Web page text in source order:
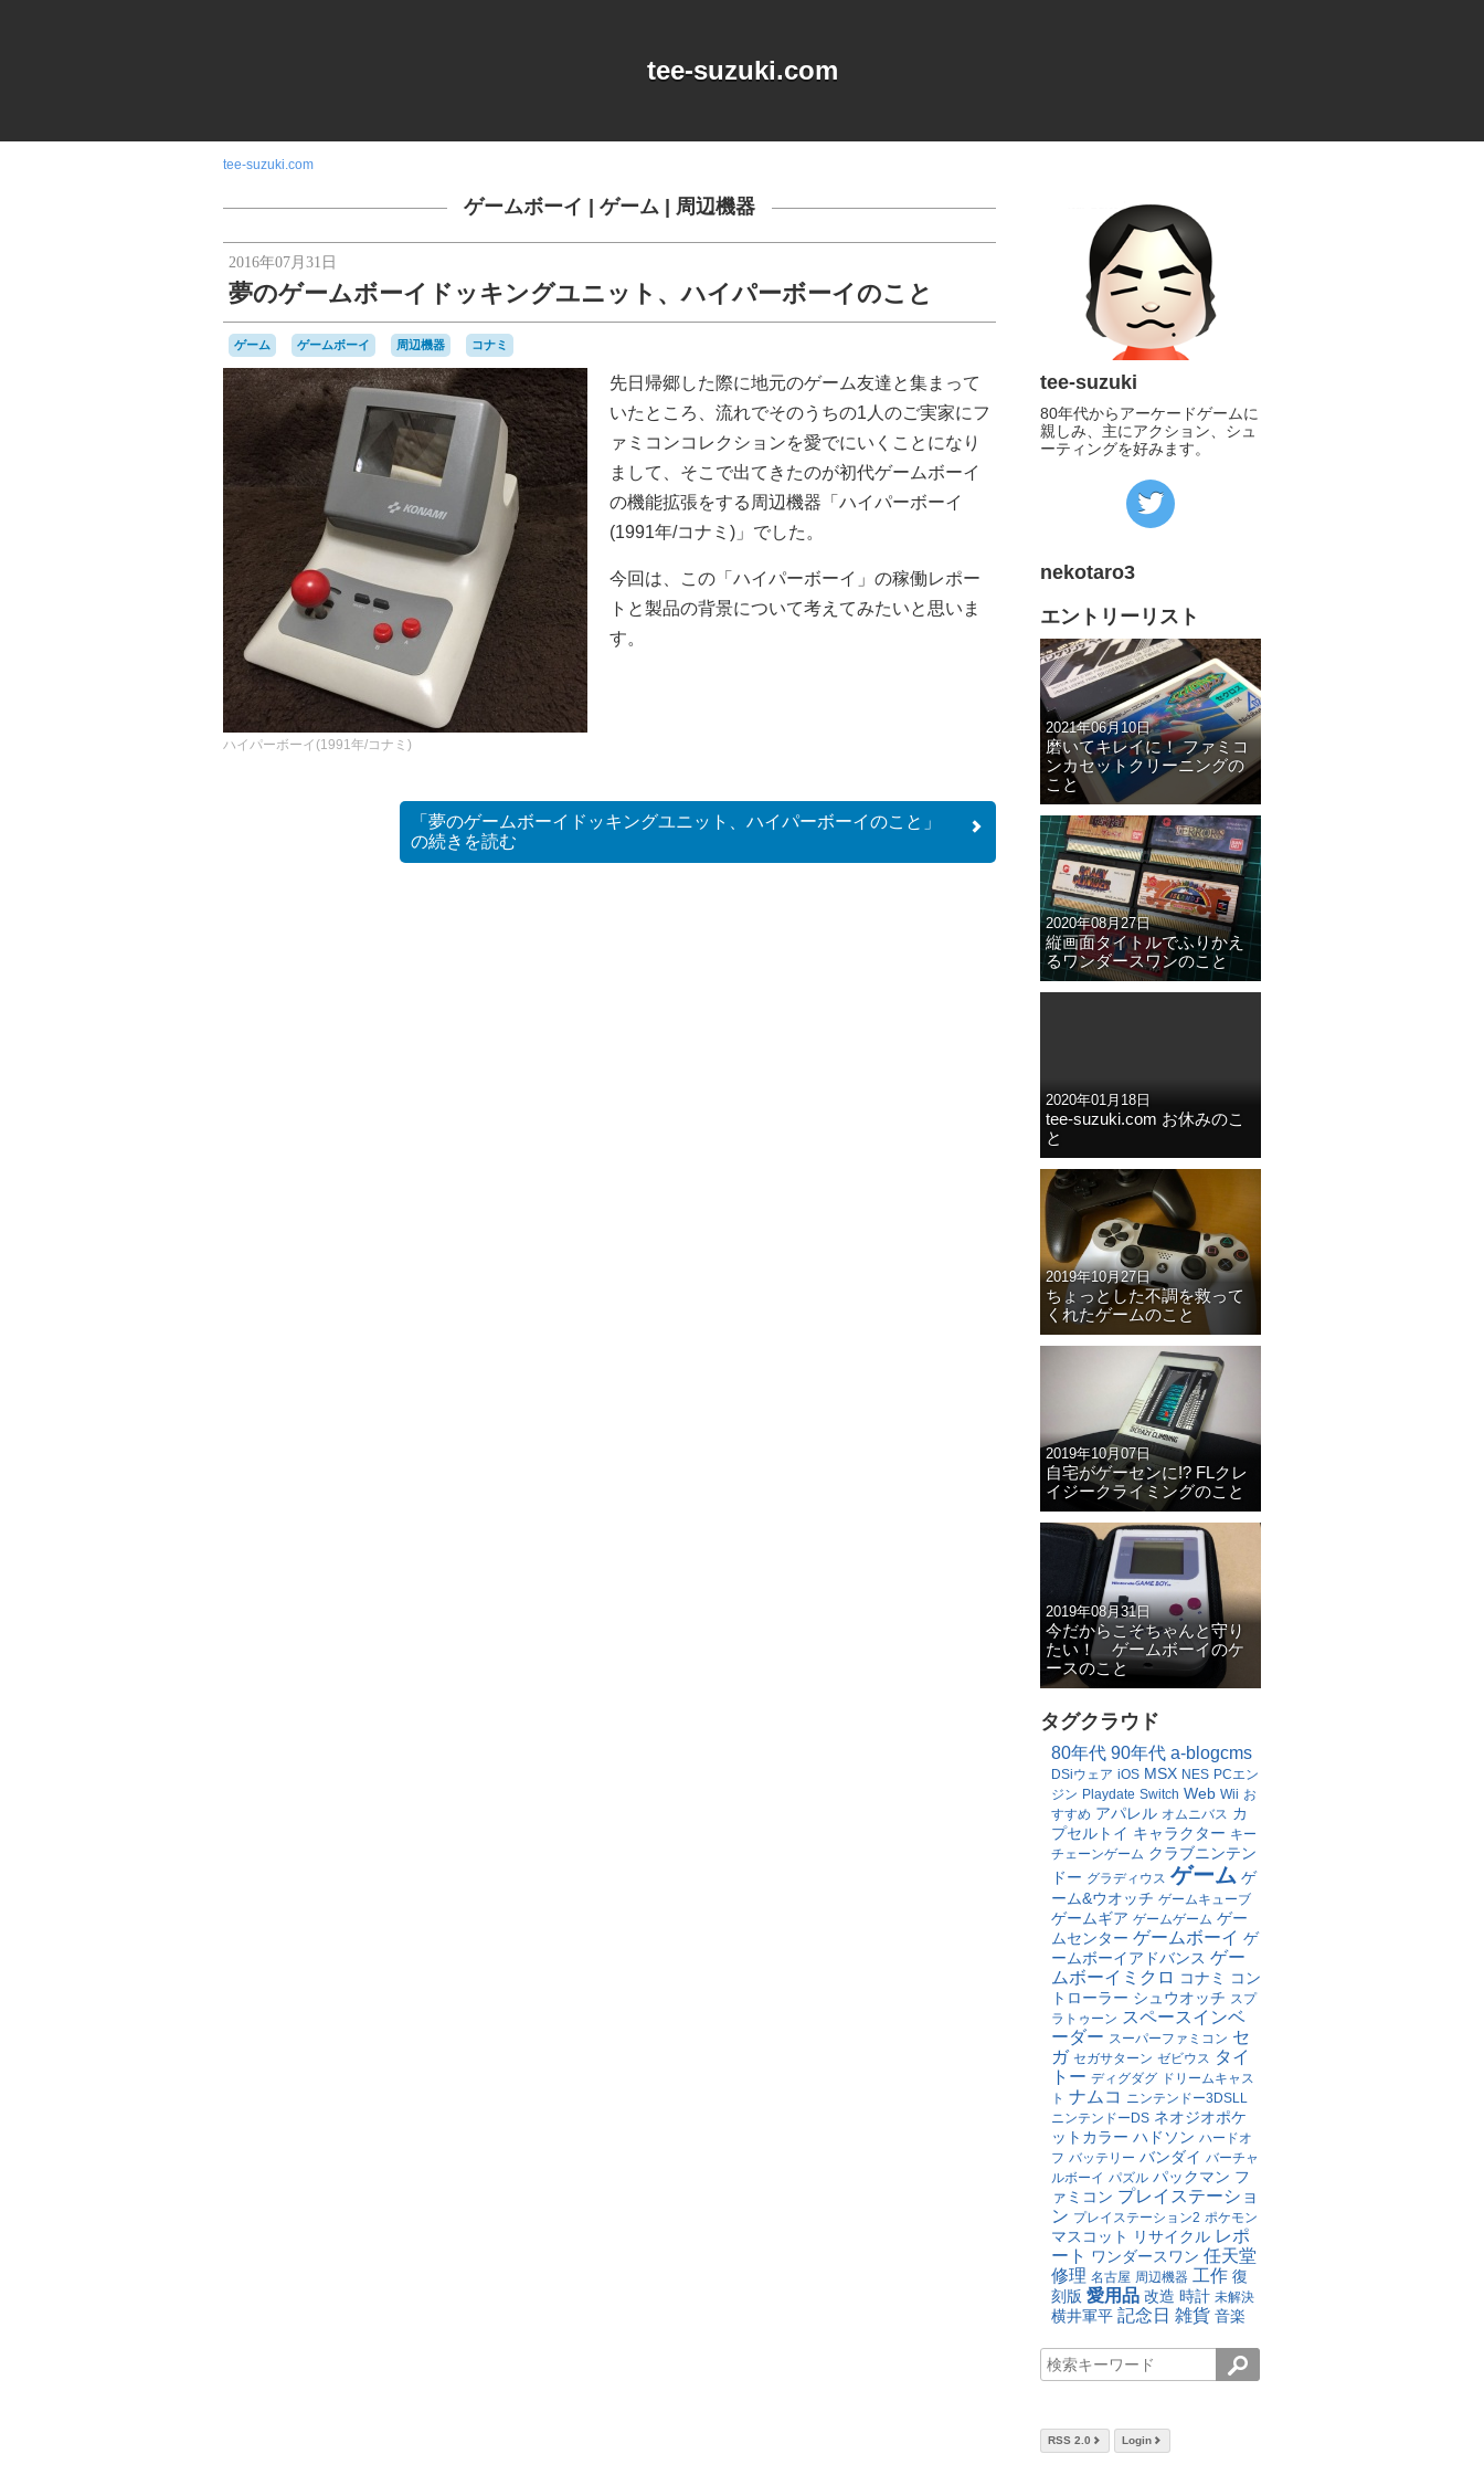
tee-suzuki.com
tee-suzuki.com
ゲームボーイ ゲーム 周辺機器
2016年07月31日
夢のゲームボーイドッキングユニット、ハイパーボーイのこと
ゲーム ゲームボーイ 周辺機器 コナミ
ハイパーボーイ(1991年/コナミ)
先日帰郷した際に地元のゲーム友達と集まって
いたところ、流れでそのうちの1人のご実家にフ
ァミコンコレクションを愛でにいくことになり
まして、そこで出てきたのが初代ゲームボーイ
の機能拡張をする周辺機器「ハイパーボーイ
(1991年/コナミ)」でした。
今回は、この「ハイパーボーイ」の稼働レポー
トと製品の背景について考えてみたいと思いま
す。
「夢のゲームボーイドッキングユニット、ハイパーボーイのこと」
の続きを読む
tee-suzuki
80年代からアーケードゲームに
親しみ、主にアクション、シュ
ーティングを好みます。
https://twitter.com/tee_suzuki
の
の
リ
ン
ク
nekotaro3
エントリーリスト
2021年06月10日
磨いてキレイに！ ファミコ
ンカセットクリーニングの
こと
2020年08月27日
縦画面タイトルでふりかえ
るワンダースワンのこと
2020年01月18日
tee-suzuki.com お休みのこ
と
2019年10月27日
ちょっとした不調を救って
くれたゲームのこと
2019年10月07日
自宅がゲーセンに!? FLクレ
イジークライミングのこと
2019年08月31日
今だからこそちゃんと守り
たい！ ゲームボーイのケ
ースのこと
タグクラウド
80年代 90年代 a-blogcms
DSiウェア iOS MSX NES PCエン
ジン Playdate Switch Web Wii お
すすめ アパレル オムニバス カ
プセルトイ キャラクター キー
チェーンゲーム クラブニンテン
ドー グラディウス ゲーム ゲ
ーム&ウオッチ ゲームキューブ
ゲームギア ゲームゲーム ゲー
ムセンター ゲームボーイ ゲ
ームボーイアドバンス ゲー
ムボーイミクロ コナミ
コン
トローラー シュウオッチ スプ
ラトゥーン スペースインベ
ーダー スーパーファミコン セ
ガ セガサターン ゼビウス タイ
トー ディグダグ ドリームキャス
ト ナムコ ニンテンドー3DSLL
ニンテンドーDS ネオジオポケ
ットカラー ハドソン ハードオ
フ バッテリー バンダイ バーチャ
ルボーイ パズル パックマン フ
ァミコン プレイステーショ
ン プレイステーション2 ポケモン
マスコット リサイクル レポ
ート ワンダースワン 任天堂
修理 名古屋 周辺機器 工作 復
刻版 愛用品 改造 時計 未解決
横井軍平 記念日 雑貨 音楽
RSS 2.0 Login